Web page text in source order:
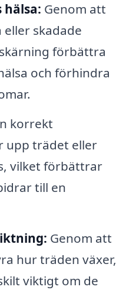
hälsa: Genom att
skadade
förbättra
och förhindra
korrekt
upp trädet eller
vilket förbättrar
till en
Genom att
hur träden växer,
viktigt om de